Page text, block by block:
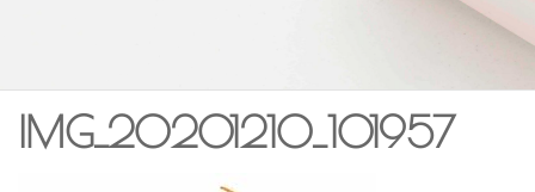
IMG_20201210_101957